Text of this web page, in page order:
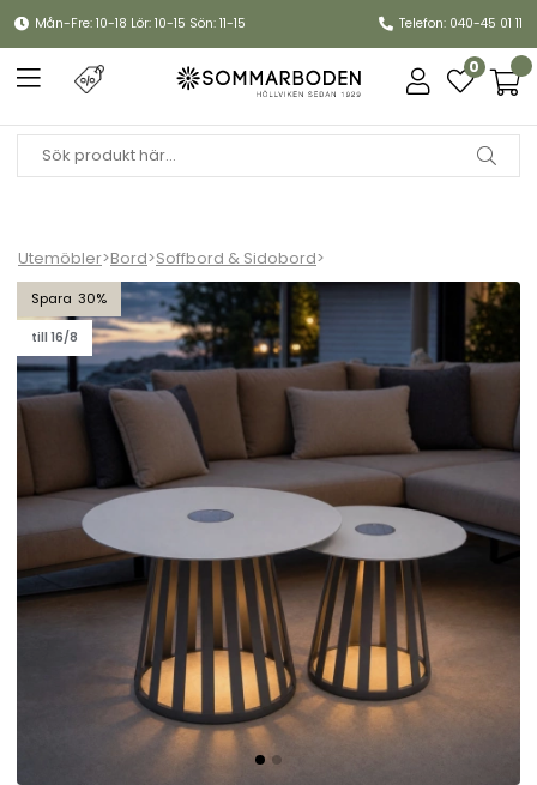
Mån-Fre: 10-18 Lör: 10-15 Sön: 11-15 Telefon: 040-45 01 11
0
Utemöbler>Bord>Soffbord & Sidobord>
30
till 16/8
Dahlia soffbords-set med LED-belysning - khaki